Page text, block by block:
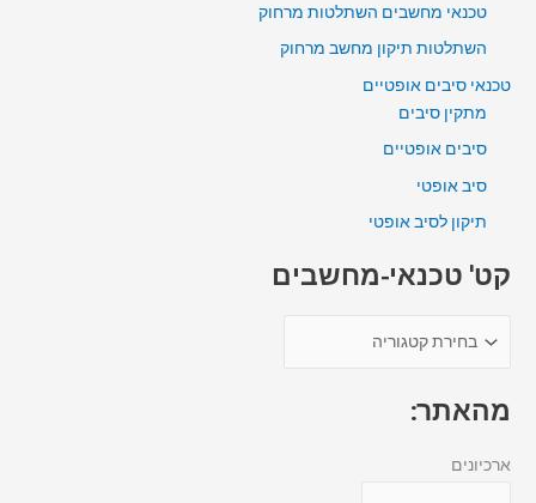
טכנאי מחשבים השתלטות מרחוק
השתלטות תיקון מחשב מרחוק
טכנאי סיבים אופטיים
מתקין סיבים
סיבים אופטיים
סיב אופטי
תיקון לסיב אופטי
קט' טכנאי-מחשבים
מהאתר:
ארכיונים